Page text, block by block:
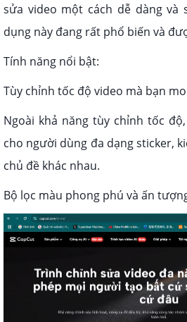
sửa video một cách dễ dàng và
dụng này đang rất phổ biến và
Tính năng nổi bật:
Tùy chỉnh tốc độ video mà bạn
Ngoài khả năng tùy chỉnh tốc
cho người dùng đa dạng sticker,
chủ đề khác nhau.
Bộ lọc màu phong phú và ấn